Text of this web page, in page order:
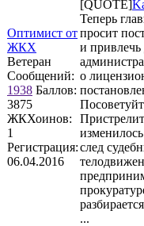
Оптимист от
ЖКХ
Ветеран
Сообщений:
1938 Баллов:
3875
ЖКХоинов:
1
Регистрация:
06.04.2016
[QUOTE]
Теперь
просит
и
о
след
...